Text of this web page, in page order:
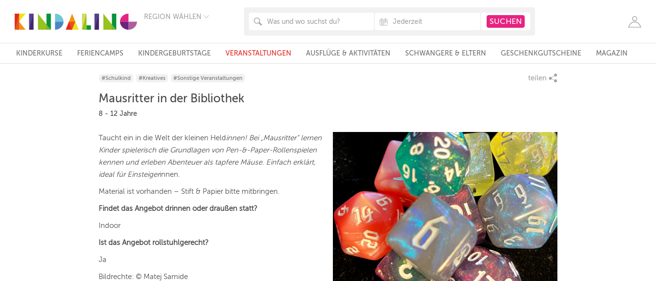
REGION WÄHLEN
FRANKFURT
KÖLN
STUTTGART
ESSEN
HANNOVER
WIEN
ZÜRICH
ANDERE
REGIONEN
KINDERKURSE FERIENCAMPS KINDERGEBURTSTAGE VERANSTALTUNGEN AUSFLÜGE & AKTIVITÄTEN SCHWANGERE & ELTERN GESCHENKGUTSCHEINE MAGAZIN
#Schulkind #Kreatives #Sonstige Veranstaltungen teilen
Mausritter in der Bibliothek
8 - 12 Jahre
Taucht ein in die Welt der kleinen Heldinnen! Bei „Mausritter“ lernen
Kinder spielerisch die Grundlagen von Pen-&-Paper-Rollenspielen
kennen und erleben Abenteuer als tapfere Mäuse. Einfach erklärt,
ideal für Einsteigerinnen.
Material ist vorhanden – Stift & Papier bitte mitbringen.
Findet das Angebot drinnen oder draußen statt?
Indoor
Ist das Angebot rollstuhlgerecht?
Ja
Bildrechte: © Matej Samide